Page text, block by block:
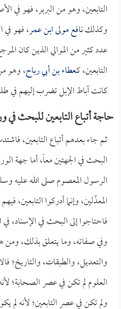
التابعين، وهو من البربر، فهو في
وكذلكنافع مولى ابن عمر، فهو
عدد كثير من الموالي الذين كان
التابعين، كـعطاء بن أبي رباح، وهو
كانت آباط الإبل تضرب إليهم في
حاجة أتباع التابعين للبحث في
ثم جاء بعدهم أتباع التابعين،
البحث في الجهتين معاً، أما جهة
الرسول المعصوم صلى الله عليه
المعدَّلين، وإنما أدركوا التابعين،
فاحتاجوا إلى البحث في الإسناد،
وفي صفاته، وما يتعلق بذلك، ومن
والتعديل، والطبقات، والتاريخ؛
العلوم لم تكن في عصر الصحابة؛
ولم تكن في عصر التابعين؛ لأنه لم